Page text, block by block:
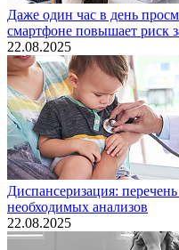
Даже один час в день
смартфоне повышает риск
22.08.2025
Диспансеризация:
необходимых анализов
22.08.2025